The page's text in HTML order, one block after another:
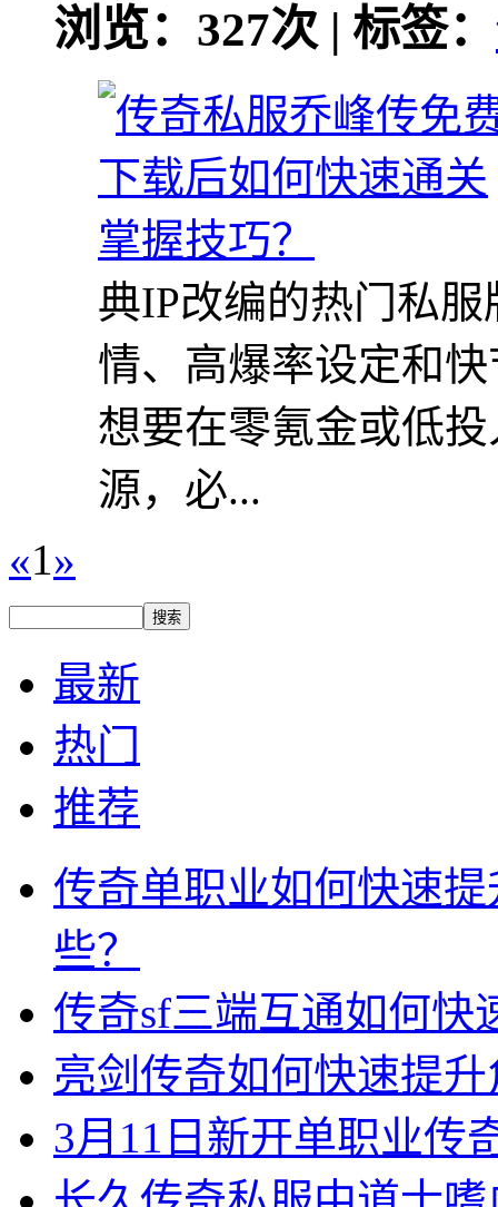
浏览：327次 | 标签：
典IP改编的热门私
情、高爆率设定和
想要在零氪金或低
源，必...
«1»
最新
热门
推荐
传奇单职业如何快速
些？
传奇sf三端互通如何快
亮剑传奇如何快速提
3月11日新开单职业传